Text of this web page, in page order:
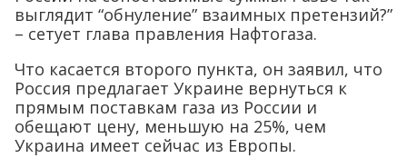
выглядит “обнуление” взаимных претензий?”
– сетует глава правления Нафтогаза.
Что касается второго пункта, он заявил, что
Россия предлагает Украине вернуться к
прямым поставкам газа из России и
обещают цену, меньшую на 25%, чем
Украина имеет сейчас из Европы.